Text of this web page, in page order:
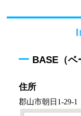
BASE（ベ
住所